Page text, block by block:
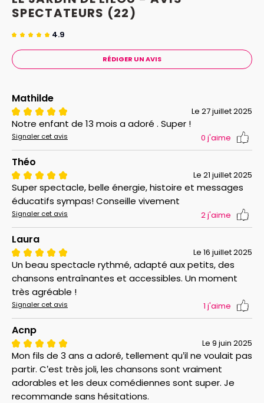
SPECTATEURS (22)
4.9
RÉDIGER UN AVIS
Mathilde
Le 27 juillet 2025
Notre enfant de 13 mois a adoré . Super !
Signaler cet avis 0 j'aime
Théo
Le 21 juillet 2025
Super spectacle, belle énergie, histoire et messages
éducatifs sympas! Conseille vivement
Signaler cet avis 2j'aime
Laura
Le 16 juillet 2025
Un beau spectacle rythmé, adapté aux petits, des
chansons entraînantes et accessibles. Un moment
très agréable !
Signaler cet avis 1 j'aime
Acnp
Le 9 juin 2025
Mon fils de 3 ans a adoré, tellement qu’il ne voulait pas
partir. C’est très joli, les chansons sont vraiment
adorables et les deux comédiennes sont super. Je
recommande sans hésitations.